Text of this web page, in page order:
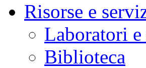
Risorse e
Laboratori e
Biblioteca